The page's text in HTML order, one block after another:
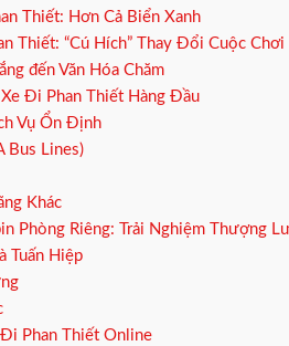
Thiết: Hơn Cả Biển Xanh
Thiết: “Cú Hích” Thay Đổi Cuộc Chơi
đến Văn Hóa Chăm
Xe Đi Phan Thiết Hàng Đầu
Vụ Ổn Định
Bus Lines)
Khác
Phòng Riêng: Trải Nghiệm Thượng
Tuấn Hiệp
Phan Thiết Online